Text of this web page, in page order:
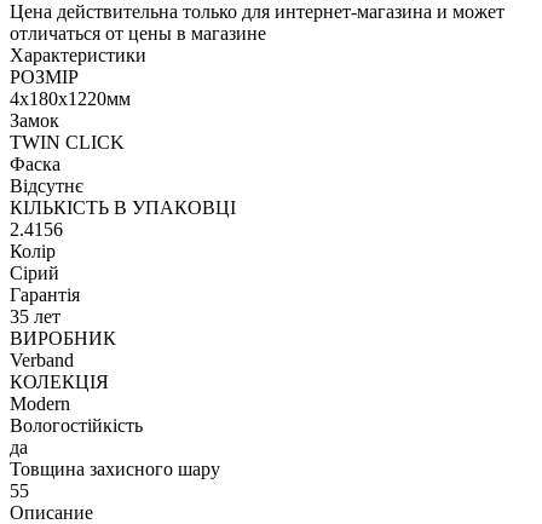
Цена действительна только для интернет-магазина и может
отличаться от цены в магазине
Характеристики
РОЗМІР
4х180х1220мм
Замок
TWIN CLICK
Фаска
Відсутнє
КІЛЬКІСТЬ В УПАКОВЦІ
2.4156
Колір
Сірий
Гарантія
35 лет
ВИРОБНИК
Verband
КОЛЕКЦІЯ
Modern
Вологостійкість
да
Товщина захисного шару
55
Описание